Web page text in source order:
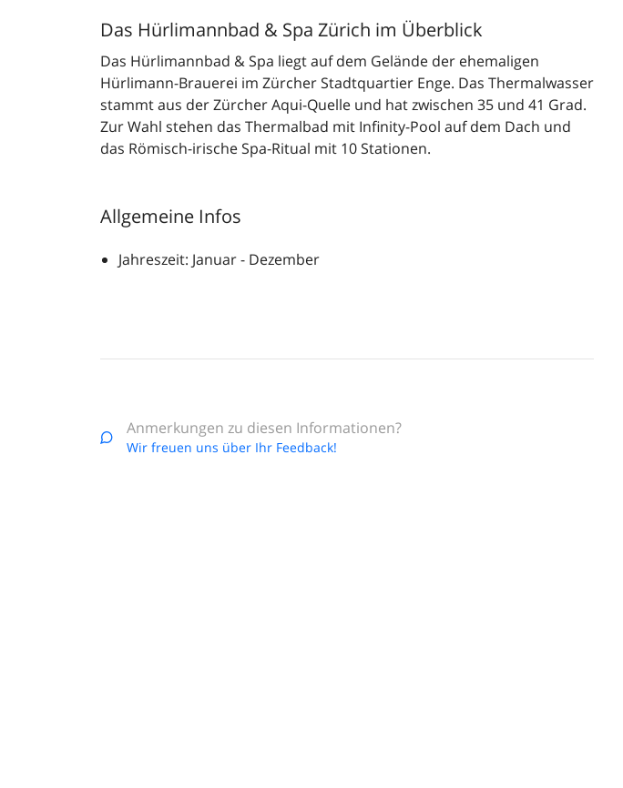
Das Hürlimannbad & Spa Zürich im Überblick
Das Hürlimannbad & Spa liegt auf dem Gelände der ehemaligen
Hürlimann-Brauerei im Zürcher Stadtquartier Enge. Das Thermalwasser
stammt aus der Zürcher Aqui-Quelle und hat zwischen 35 und 41 Grad.
Zur Wahl stehen das Thermalbad mit Infinity-Pool auf dem Dach und
das Römisch-irische Spa-Ritual mit 10 Stationen.
Allgemeine Infos
Jahreszeit: Januar - Dezember
Anmerkungen zu diesen Informationen?
Wir freuen uns über Ihr Feedback!